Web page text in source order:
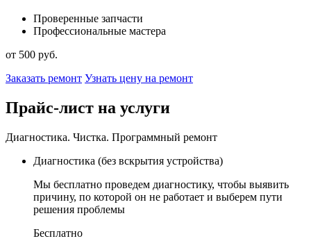
Проверенные запчасти
Профессиональные мастера
от 500 руб.
Заказать ремонт Узнать цену на ремонт
Прайс-лист на услуги
Диагностика. Чистка. Программный ремонт
Диагностика (без вскрытия устройства)
Мы бесплатно проведем диагностику, чтобы выявить
причину, по которой он не работает и выберем пути
решения проблемы
Бесплатно